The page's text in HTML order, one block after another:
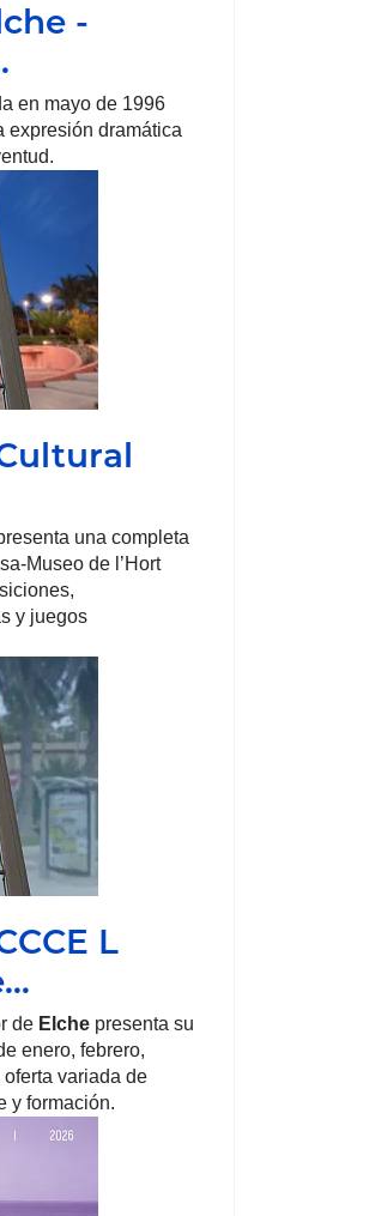
-
en mayo de 1996
expresión dramática
una completa
Museo de l’Hort
y juegos
L
de Elche presenta su
enero, febrero,
variada de
y formación.